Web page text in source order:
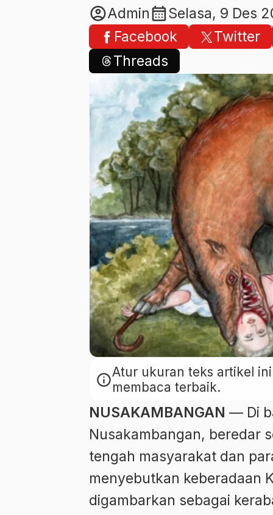
account_circleAdmincalendar_monthSelasa, 9 Des
Facebook
Twitter
Threads
infoAtur ukuran teks artikel
membaca terbaik.
NUSAKAMBANGAN — Di
Nusakambangan, beredar
tengah masyarakat dan
menyebutkan keberadaan
digambarkan sebagai